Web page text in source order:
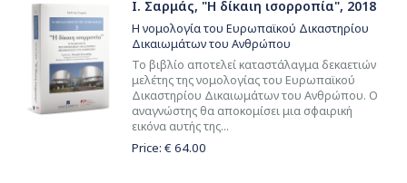
Ι. Σαρμάς, "Η δίκαιη ισορροπία", 2018
Η νομολογία του Ευρωπαϊκού Δικαστηρίου
Δικαιωμάτων του Ανθρώπου
Το βιβλίο αποτελεί καταστάλαγμα δεκαετιών
μελέτης της νομολογίας του Ευρωπαϊκού
Δικαστηρίου Δικαιωμάτων του Ανθρώπου. Ο
αναγνώστης θα αποκομίσει μια σφαιρική
εικόνα αυτής της...
Price: € 64.00